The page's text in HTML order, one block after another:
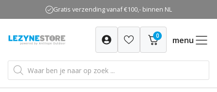
naar
inhoud
Gratis verzending vanaf €100,- binnen NL
0 menu
Producten
zoeken